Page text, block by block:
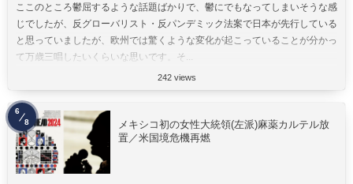
ここのところ鬱屈するような話題ばかりで、鬱にでもなってしまいそうな感
じでしたが、反グローバリスト・反パンデミック法案で日本が先行している
と思っていましたが、欧州では驚くような変化が起こっていることが分かっ
て万歳三唱したいくらいな思いです。そ...
242 views
メキシコ初の女性大統領(左派)麻薬カルテル放
置／米国境危機再燃
6
8